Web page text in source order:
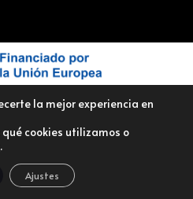
De Ganaderos y Agricultores
los derechos reservados
la mejor experiencia en
cookies utilizamos o
.
Ajustes